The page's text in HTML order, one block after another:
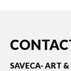
SAVECA- ART